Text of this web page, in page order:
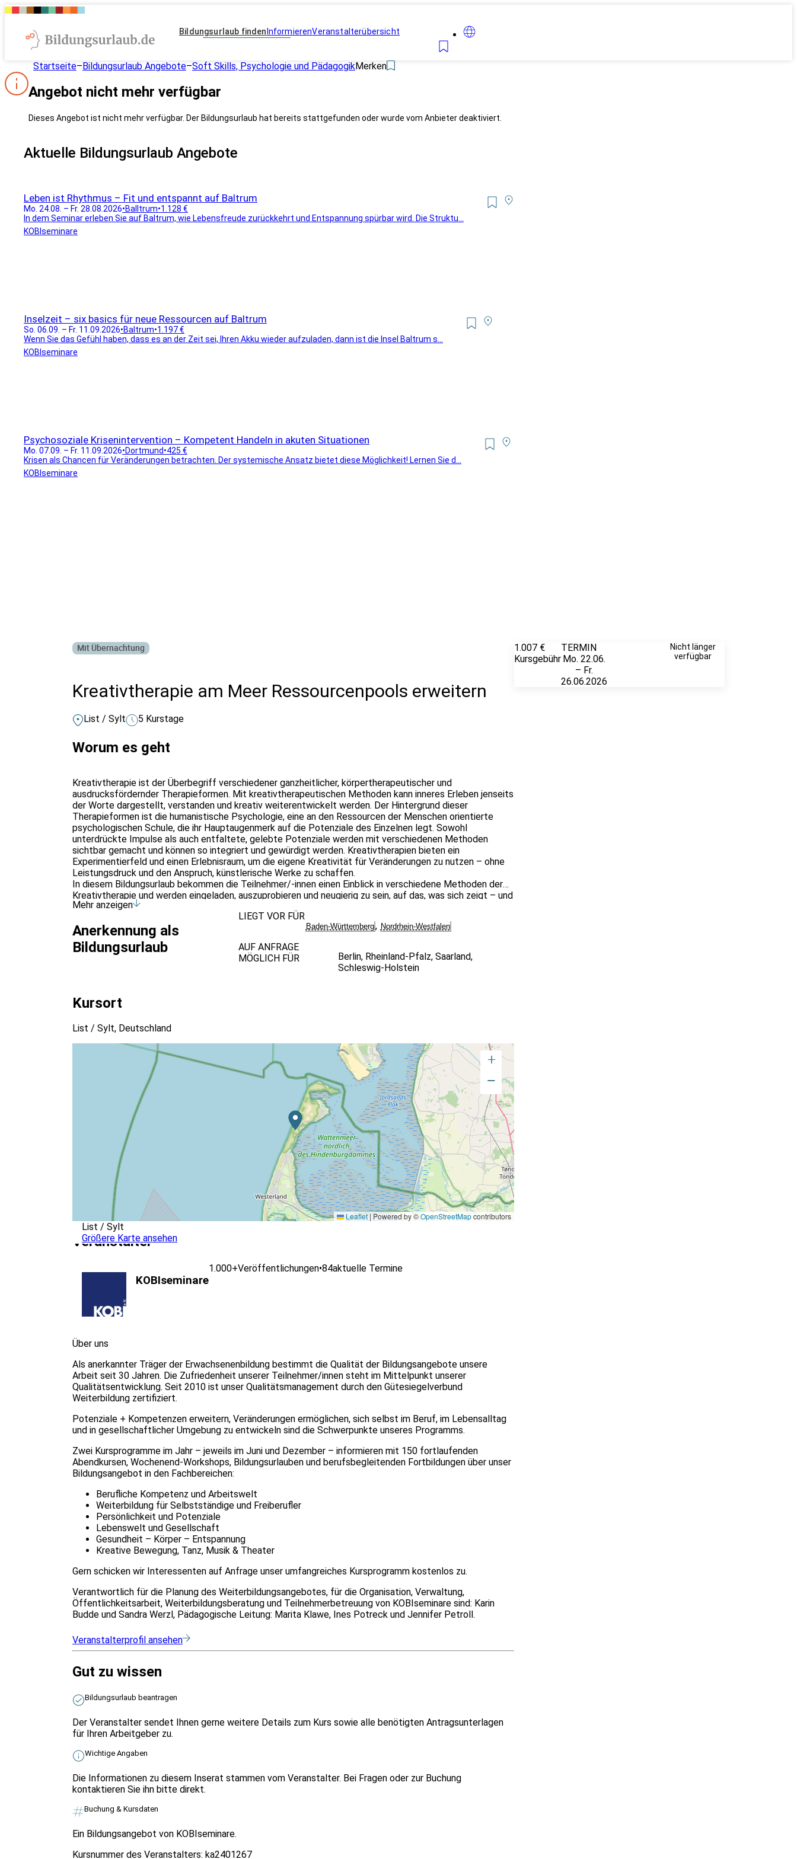
Bildungsurlaub finden InformierenVeranstalterübersicht
Startseite–Bildungsurlaub Angebote–Soft Skills, Psychologie und PädagogikMerken
Angebot nicht mehr verfügbar
Dieses Angebot ist nicht mehr verfügbar. Der Bildungsurlaub hat bereits stattgefunden oder wurde vom Anbieter deaktiviert.
Aktuelle Bildungsurlaub Angebote
Leben ist Rhythmus – Fit und entspannt auf Baltrum
Mo. 24.08. – Fr. 28.08.2026•Balltrum•1.128 €
In dem Seminar erleben Sie auf Baltrum, wie Lebensfreude zurückkehrt und Entspannung spürbar wird. Die Struktu...
KOBIseminare
Inselzeit – six basics für neue Ressourcen auf Baltrum
So. 06.09. – Fr. 11.09.2026•Baltrum•1.197 €
Wenn Sie das Gefühl haben, dass es an der Zeit sei, Ihren Akku wieder aufzuladen, dann ist die Insel Baltrum s...
KOBIseminare
Psychosoziale Krisenintervention – Kompetent Handeln in akuten Situationen
Mo. 07.09. – Fr. 11.09.2026•Dortmund•425 €
Krisen als Chancen für Veränderungen betrachten. Der systemische Ansatz bietet diese Möglichkeit! Lernen Sie d...
KOBIseminare
Mit Übernachtung
Kreativtherapie am Meer Ressourcenpools erweitern
List / Sylt 5 Kurstage
Worum es geht
Kreativtherapie ist der Überbegriff verschiedener ganzheitlicher, körpertherapeutischer und
ausdrucksfördernder Therapieformen. Mit kreativtherapeutischen Methoden kann inneres Erleben jenseits
der Worte dargestellt, verstanden und kreativ weiterentwickelt werden. Der Hintergrund dieser
Therapieformen ist die humanistische Psychologie, eine an den Ressourcen der Menschen orientierte
psychologischen Schule, die ihr Hauptaugenmerk auf die Potenziale des Einzelnen legt. Sowohl
unterdrückte Impulse als auch entfaltete, gelebte Potenziale werden mit verschiedenen Methoden
sichtbar gemacht und können so integriert und gewürdigt werden. Kreativtherapien bieten ein
Experimentierfeld und einen Erlebnisraum, um die eigene Kreativität für Veränderungen zu nutzen – ohne
Leistungsdruck und den Anspruch, künstlerische Werke zu schaffen.
In diesem Bildungsurlaub bekommen die Teilnehmer/-innen einen Einblick in verschiedene Methoden der
Kreativtherapie und werden eingeladen, auszuprobieren und neugierig zu sein, auf das, was sich zeigt – und
was sie vielleicht überraschen könnte. Dies geschieht auf der nonverbalen Ebene durch verschiedene
Ausdrucksformen wie Malen, Tönen, Bewegen, Tanzen, kreatives Schreiben und andere Methoden.
Individuelle Prozesse, Empfindungen, Wünsche und Geschichten werden sichtbar, spürbar, und
verständlich.
Mehr anzeigen
Anerkennung als
Bildungsurlaub
LIEGT VOR FÜR
Baden-Württemberg, Nordrhein-Westfalen
AUF ANFRAGE
MÖGLICH FÜR
Berlin, Rheinland-Pfalz,Saarland,
Schleswig-Holstein
Kursort
List / Sylt, Deutschland
+
−
Leaflet|Powered by ©OpenStreetMapcontributors
List / Sylt
Größere Karte ansehen
Veranstalter
KOBIseminare
1.000+Veröffentlichungen•84aktuelle Termine
Über uns
Als anerkannter Träger der Erwachsenenbildung bestimmt die Qualität der Bildungsangebote unsere
Arbeit seit 30 Jahren. Die Zufriedenheit unserer Teilnehmer/innen steht im Mittelpunkt unserer
Qualitätsentwicklung. Seit 2010 ist unser Qualitätsmanagement durch den Gütesiegelverbund
Weiterbildung zertifiziert.
Potenziale + Kompetenzen erweitern, Veränderungen ermöglichen, sich selbst im Beruf, im Lebensalltag
und in gesellschaftlicher Umgebung zu entwickeln sind die Schwerpunkte unseres Programms.
Zwei Kursprogramme im Jahr – jeweils im Juni und Dezember – informieren mit 150 fortlaufenden
Abendkursen, Wochenend-Workshops, Bildungsurlauben und berufsbegleitenden Fortbildungen über unser
Bildungsangebot in den Fachbereichen:
Berufliche Kompetenz und Arbeitswelt
Weiterbildung für Selbstständige und Freiberufler
Persönlichkeit und Potenziale
Lebenswelt und Gesellschaft
Gesundheit – Körper – Entspannung
Kreative Bewegung, Tanz, Musik & Theater
Gern schicken wir Interessenten auf Anfrage unser umfangreiches Kursprogramm kostenlos zu.
Verantwortlich für die Planung des Weiterbildungsangebotes, für die Organisation, Verwaltung,
Öffentlichkeitsarbeit, Weiterbildungsberatung und Teilnehmerbetreuung von KOBIseminare sind: Karin
Budde und Sandra Werzl, Pädagogische Leitung: Marita Klawe, Ines Potreck und Jennifer Petroll.
Veranstalterprofil ansehen
Gut zu wissen
Bildungsurlaub beantragen
Der Veranstalter sendet Ihnen gerne weitere Details zum Kurs sowie alle benötigten Antragsunterlagen
für Ihren Arbeitgeber zu.
Wichtige Angaben
Die Informationen zu diesem Inserat stammen vom Veranstalter. Bei Fragen oder zur Buchung
kontaktieren Sie ihn bitte direkt.
Buchung & Kursdaten
Ein Bildungsangebot von KOBIseminare.
Kursnummer des Veranstalters: ka2401267
1.007 €
Kursgebühr
TERMIN
Mo. 22.06.
– Fr.
26.06.2026
Nicht länger
verfügbar